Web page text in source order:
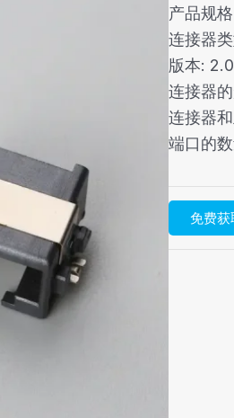
产品规
连接器
版本: 2.0
连接器
连接器
端口的
免费